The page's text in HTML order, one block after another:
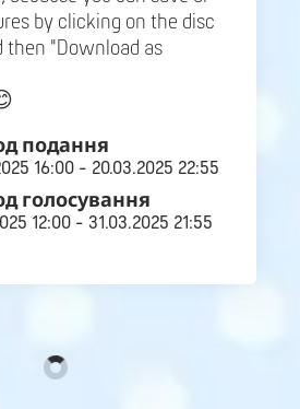
by clicking on the disc
then "Download as
подання
16:00 - 20.03.2025 22:55
голосування
12:00 - 31.03.2025 21:55